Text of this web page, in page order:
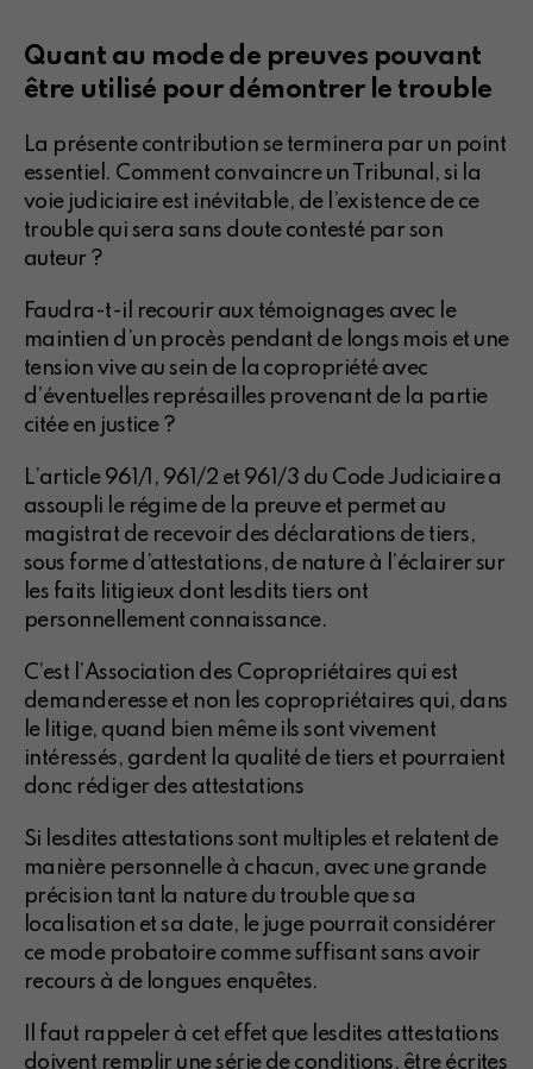
Quant au mode de preuves pouvant
être utilisé pour démontrer le trouble
La présente contribution se terminera par un point
essentiel. Comment convaincre un Tribunal, si la
voie judiciaire est inévitable, de l’existence de ce
trouble qui sera sans doute contesté par son
auteur ?
Faudra-t-il recourir aux témoignages avec le
maintien d’un procès pendant de longs mois et une
tension vive au sein de la copropriété avec
d’éventuelles représailles provenant de la partie
citée en justice ?
L’article 961/1, 961/2 et 961/3 du Code Judiciaire a
assoupli le régime de la preuve et permet au
magistrat de recevoir des déclarations de tiers,
sous forme d’attestations, de nature à l’éclairer sur
les faits litigieux dont lesdits tiers ont
personnellement connaissance.
C’est l’Association des Copropriétaires qui est
demanderesse et non les copropriétaires qui, dans
le litige, quand bien même ils sont vivement
intéressés, gardent la qualité de tiers et pourraient
donc rédiger des attestations
Si lesdites attestations sont multiples et relatent de
manière personnelle à chacun, avec une grande
précision tant la nature du trouble que sa
localisation et sa date, le juge pourrait considérer
ce mode probatoire comme suffisant sans avoir
recours à de longues enquêtes.
Il faut rappeler à cet effet que lesdites attestations
doivent remplir une série de conditions, être écrites